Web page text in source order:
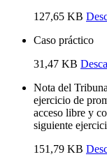
127,65 KB
Caso práctico
31,47 KB
Nota del
ejercicio de
acceso libre y
siguiente
151,79 KB